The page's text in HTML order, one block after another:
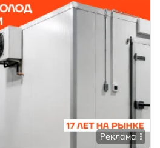
Реклама